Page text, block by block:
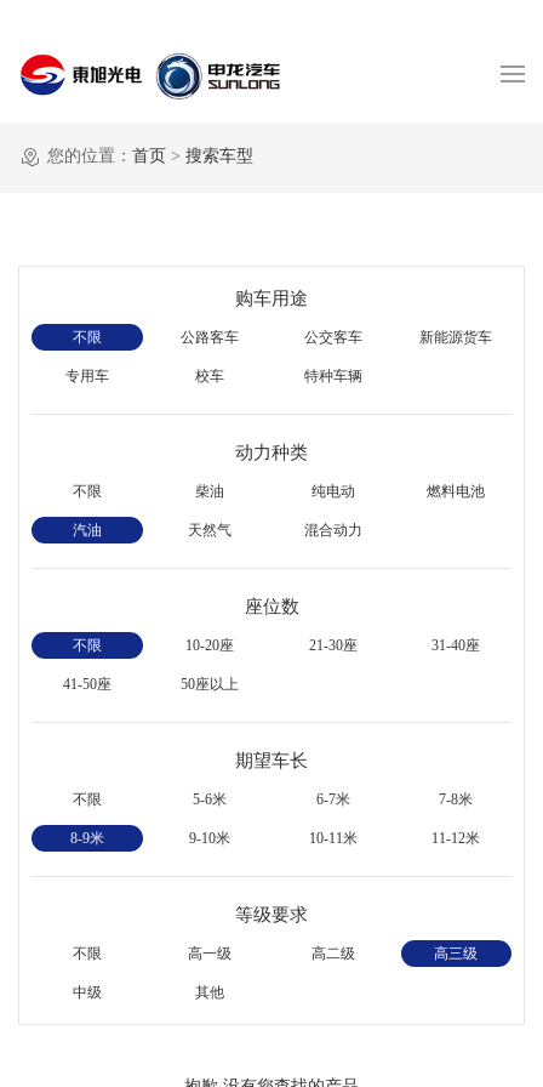
您的位置： 首页 > 搜索车型
购车用途
不限 公路客车 公交客车 新能源货车
专用车 校车 特种车辆
动力种类
不限 柴油 纯电动 燃料电池
汽油 天然气 混合动力
座位数
不限 10-20座 21-30座 31-40座
41-50座 50座以上
期望车长
不限 5-6米 6-7米 7-8米
8-9米 9-10米 10-11米 11-12米
等级要求
不限 高一级 高二级 高三级
中级 其他